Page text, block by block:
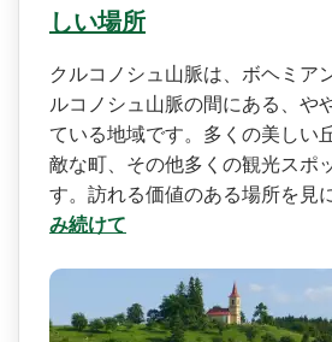
しい場所
クルコノシュ山脈は、ボヘミ­ア
ルコノシュ山脈の間にある、や
ている地域です。多くの美しい
敵な町、その他多くの観光スポ
す。訪れる価値のある場所を見
み続けて